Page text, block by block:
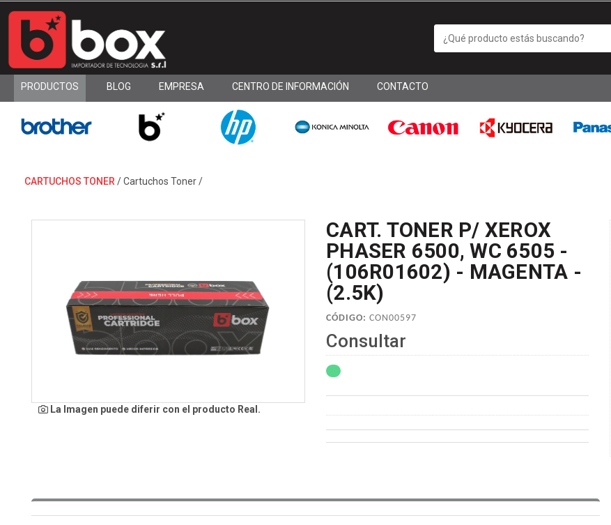
PRODUCTOS BLOG EMPRESA CENTRO DE INFORMACIÓN CONTACTO
CARTUCHOS TONER /Cartuchos Toner/
La Imagen puede diferir con el producto Real.
CART. TONER P/ XEROX
PHASER 6500, WC 6505 -
(106R01602) - MAGENTA -
(2.5K)
CÓDIGO: CON00597
Consultar